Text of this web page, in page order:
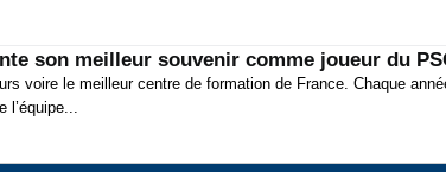
son meilleur souvenir comme joueur du
voire le meilleur centre de formation de France. Chaque
l’équipe...